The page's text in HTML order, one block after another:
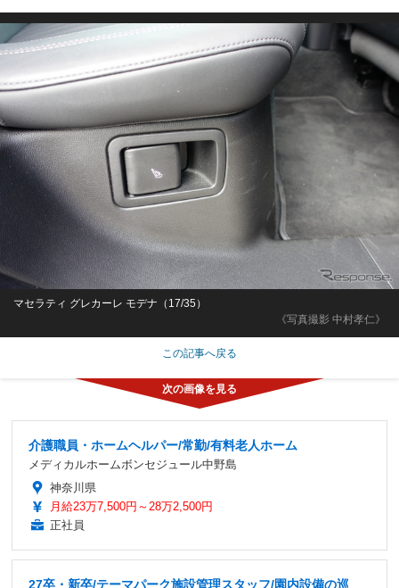
《写真撮影 中村孝仁》
マセラティ グレカーレ モデナ（17/35）
この記事へ戻る
介護職員・ホームヘルパー/常勤/有料老人ホーム
メディカルホームボンセジュール中野島
神奈川県
月給23万7,500円～28万2,500円
正社員
27卒・新卒/テーマパーク施設管理スタッフ/園内設備の巡